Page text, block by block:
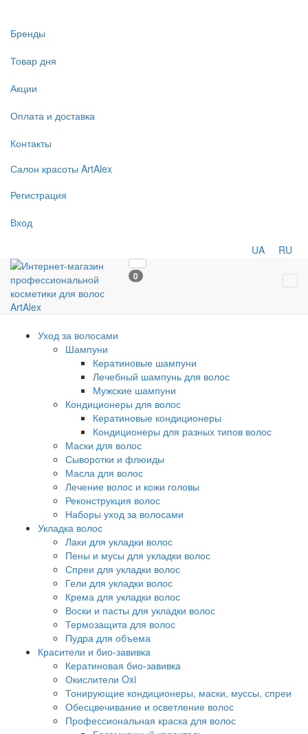
Бренды
Товар дня
Акции
Оплата и доставка
Контакты
Салон красоты ArtAlex
Регистрация
Вход
UA RU
0
Уход за волосами
Шампуни
Кератиновые шампуни
Лечебный шампунь для волос
Мужские шампуни
Кондиционеры для волос
Кератиновые кондиционеры
Кондиционеры для разных типов волос
Маски для волос
Сыворотки и флюиды
Масла для волос
Лечение волос и кожи головы
Реконструкция волос
Наборы уход за волосами
Укладка волос
Лаки для укладки волос
Пены и мусы для укладки волос
Спреи для укладки волос
Гели для укладки волос
Крема для укладки волос
Воски и пасты для укладки волос
Термозащита для волос
Пудра для объема
Красители и био-завивка
Кератиновая био-завивка
Окислители Oxi
Тонирующие кондиционеры, маски, муссы, спреи
Обесцвечивание и осветление волос
Профессиональная краска для волос